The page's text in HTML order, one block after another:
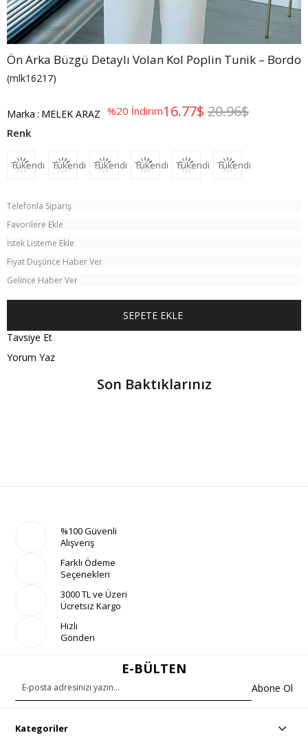
Ön Arka Büzgü Detaylı Volan Kol Poplin Tunik – Bordo
(mlk16217)
Marka : MELEK ARAZ %20 İndirim 20.96$
16.77$
Tükendi Tükendi Tükendi Tükendi Tükendi Tükendi
Telefonla Sipariş
Favorilere Ekle
İstek Listeme Ekle
Fiyat Düşünce Haber Ver
Gelince Haber Ver
Tavsiye Et
Yorum Yaz
Son Baktıklarınız
%100 Güvenli
Alışveriş
Farklı Ödeme
Seçenekleri
3000 TL ve Üzeri
Ücretsiz Kargo
Hızlı
Gönderi
E-BÜLTEN
Abone Ol
Kategoriler